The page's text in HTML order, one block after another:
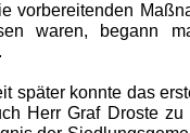
vorbereitenden
waren, begann
später konnte das
Herr Graf Droste